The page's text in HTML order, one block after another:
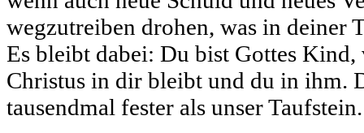
wegzutreiben drohen, was in deiner
Es bleibt dabei: Du bist Gottes
Christus in dir bleibt und du in ihm.
tausendmal fester als unser